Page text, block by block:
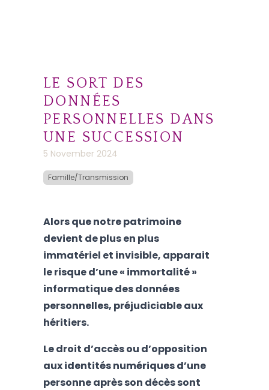
LE SORT DES
DONNÉES
PERSONNELLES DANS
UNE SUCCESSION
5 November 2024
Famille/Transmission
Alors que notre patrimoine
devient de plus en plus
immatériel et invisible, apparait
le risque d’une « immortalité »
informatique des données
personnelles, préjudiciable aux
héritiers.
Le droit d’accès ou d’opposition
aux identités numériques d’une
personne après son décès sont